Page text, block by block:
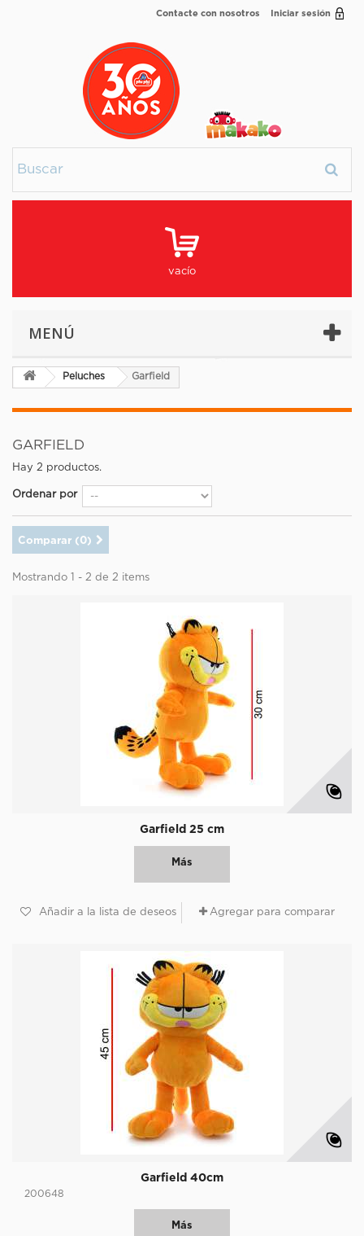
Iniciar sesión
Contacte con nosotros
vacío
MENÚ
Peluches Garfield
GARFIELD
Hay 2 productos.
Ordenar por
Comparar (0)
Mostrando 1 - 2 de 2 items
Garfield 25 cm
Más
Añadir a la lista de deseos Agregar para comparar
Garfield 40cm
200648
Más